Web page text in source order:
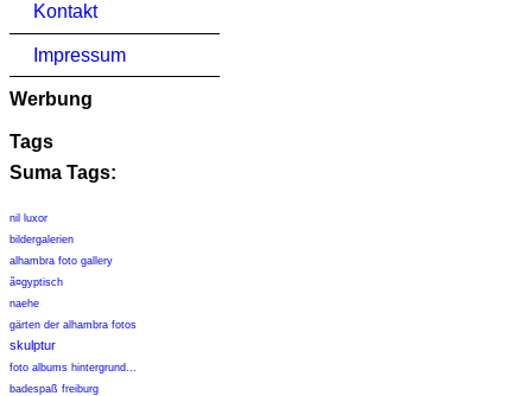
Kontakt
Impressum
Werbung
Tags
Suma Tags:
nil luxor
bildergalerien
alhambra foto gallery
ã¤gyptisch
naehe
gärten der alhambra fotos
skulptur
foto albums hintergrund...
badespaß freiburg